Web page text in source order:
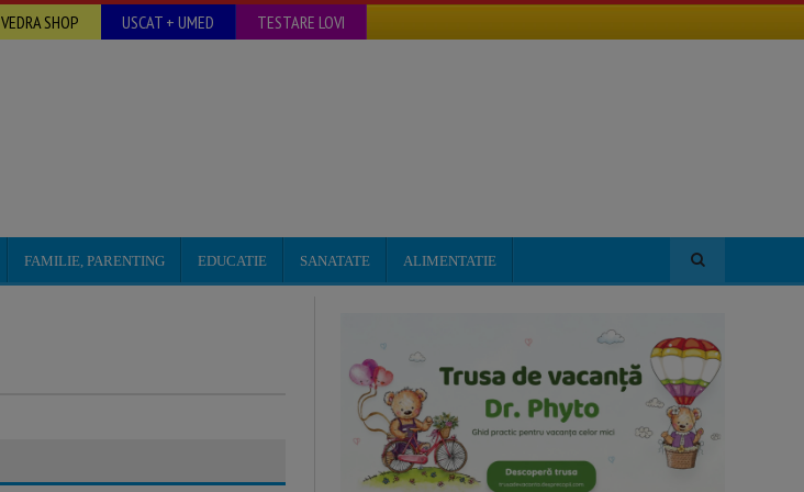
VEDRA SHOP USCAT + UMED TESTARE LOVI
FAMILIE, PARENTING EDUCATIE SANATATE ALIMENTATIE